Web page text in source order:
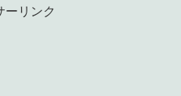
ーリンク